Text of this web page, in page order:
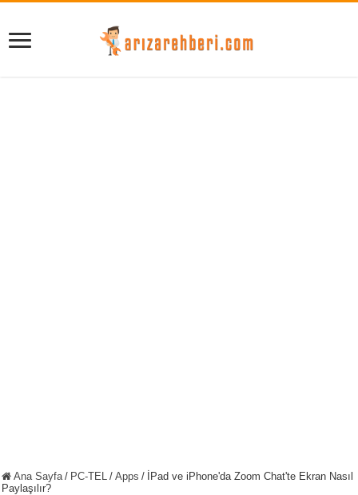
Ana Sayfa / PC-TEL / Apps / İPad ve iPhone'da Zoom Chat'te Ekran Nasıl
Paylaşılır?